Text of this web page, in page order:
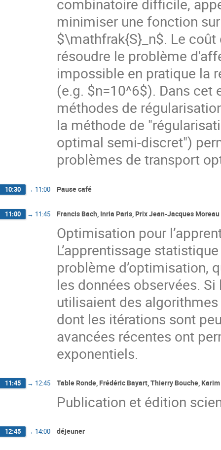
combinatoire difficile,
minimiser une fonction
$\mathfrak{S}_n$. Le
résoudre le problème
impossible en pratique la
(e.g. $n=10^6$). Dans
méthodes de
la méthode de
optimal semi-discret")
problèmes de transport
10:30 → 11:00 Pause café
11:00 → 11:45 Francis Bach, Inria Paris, Prix Jean-Jacques
Optimisation pour
L’apprentissage
problème d’optimisation,
les données observées.
utilisaient des
dont les itérations sont
avancées récentes ont
exponentiels.
11:45 → 12:45 Table Ronde, Frédéric Bayart, Thierry Bouche,
Publication et édition
12:45 → 14:00 déjeuner